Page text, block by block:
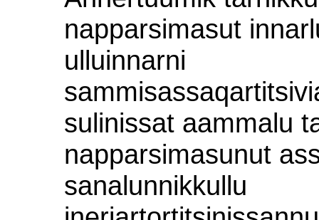
napparsimasut
ulluinnarni
sulinissat aammalu
napparsimasunut
sanalunnikkullu